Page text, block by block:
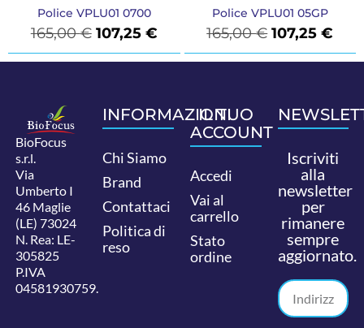
Police VPLU01 0700
165,00€ 107,25 €
Police VPLU01 05GP
165,00€ 107,25€
BioFocus
s.r.l.
Via
Umberto I
46 Maglie
(LE) 73024
N. Rea: LE-
305825
P.IVA
04581930759.
INFORMAZIONI
Chi Siamo
Brand
Contattaci
Politica di
reso
IL TUO
ACCOUNT
Accedi
Vai al
carrello
Stato
ordine
Iscriviti
alla
newsletter
per
rimanere
sempre
aggiornato.